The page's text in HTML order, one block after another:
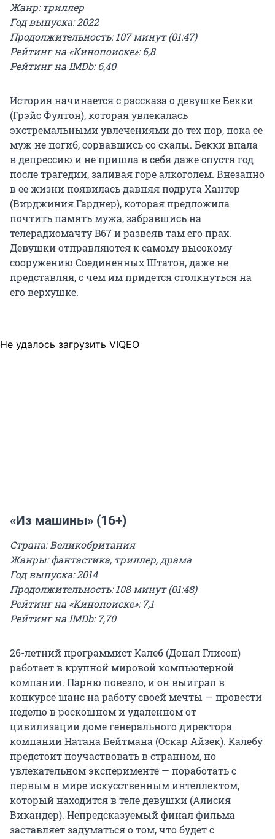
Жанр: триллер
Год выпуска: 2022
Продолжительность: 107 минут (01:47)
Рейтинг на «Кинопоиске»: 6,8
Рейтинг на IMDb: 6,40
История начинается с рассказа о девушке Бекки
(Грэйс Фултон), которая увлекалась
экстремальными увлечениями до тех пор, пока ее
муж не погиб, сорвавшись со скалы. Бекки впала
в депрессию и не пришла в себя даже спустя год
после трагедии, заливая горе алкоголем. Внезапно
в ее жизни появилась давняя подруга Хантер
(Вирджиния Гарднер), которая предложила
почтить память мужа, забравшись на
телерадиомачту B67 и развеяв там его прах.
Девушки отправляются к самому высокому
сооружению Соединенных Штатов, даже не
представляя, с чем им придется столкнуться на
его верхушке.
Не удалось загрузить VIQEO
«Из машины» (16+)
Страна: Великобритания
Жанры: фантастика, триллер, драма
Год выпуска: 2014
Продолжительность: 108 минут (01:48)
Рейтинг на «Кинопоиске»: 7,1
Рейтинг на IMDb: 7,70
26-летний программист Калеб (Донал Глисон)
работает в крупной мировой компьютерной
компании. Парню повезло, и он выиграл в
конкурсе шанс на работу своей мечты — провести
неделю в роскошном и удаленном от
цивилизации доме генерального директора
компании Натана Бейтмана (Оскар Айзек). Калебу
предстоит поучаствовать в странном, но
увлекательном эксперименте — поработать с
первым в мире искусственным интеллектом,
который находится в теле девушки (Алисия
Викандер). Непредсказуемый финал фильма
заставляет задуматься о том, что будет с